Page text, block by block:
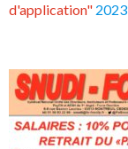
d'application" 2023